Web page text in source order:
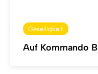
Geselligkeit
Auf Kommando